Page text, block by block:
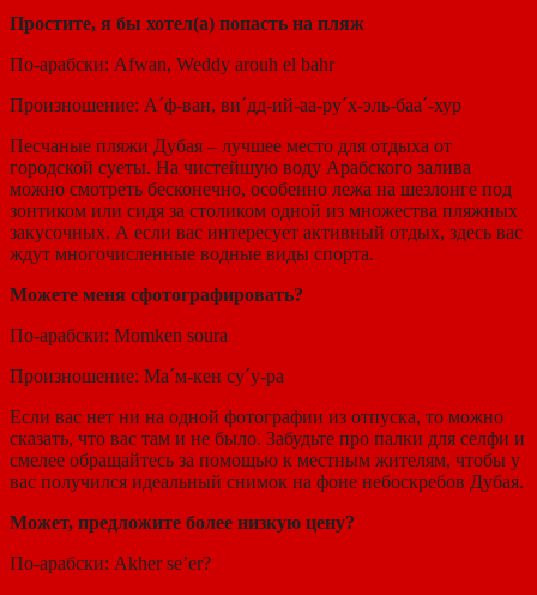
Простите, я бы хотел(а) попасть на пляж
По-арабски: Afwan, Weddy arouh el bahr
Произношение: А´ф-ван, ви´дд-ий-аа-ру´х-эль-баа´-хур
Песчаные пляжи Дубая – лучшее место для отдыха от
городской суеты. На чистейшую воду Арабского залива
можно смотреть бесконечно, особенно лежа на шезлонге под
зонтиком или сидя за столиком одной из множества пляжных
закусочных. А если вас интересует активный отдых, здесь вас
ждут многочисленные водные виды спорта.
Можете меня сфотографировать?
По-арабски: Momken soura
Произношение: Ма´м-кен су´у-ра
Если вас нет ни на одной фотографии из отпуска, то можно
сказать, что вас там и не было. Забудьте про палки для селфи и
смелее обращайтесь за помощью к местным жителям, чтобы у
вас получился идеальный снимок на фоне небоскребов Дубая.
Может, предложите более низкую цену?
По-арабски: Akher se’er?